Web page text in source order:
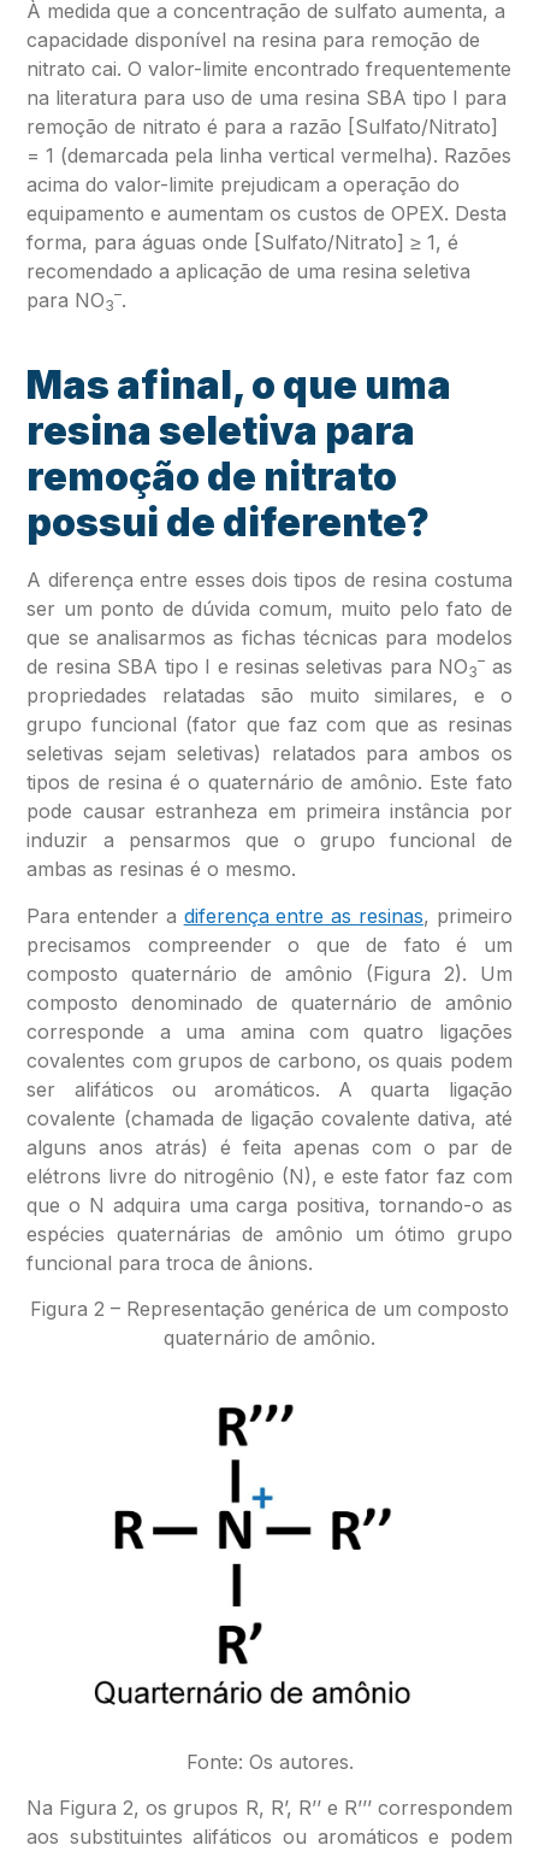
À medida que a concentração de sulfato aumenta, a
capacidade disponível na resina para remoção de
nitrato cai. O valor-limite encontrado frequentemente
na literatura para uso de uma resina SBA tipo I para
remoção de nitrato é para a razão [Sulfato/Nitrato]
= 1 (demarcada pela linha vertical vermelha). Razões
acima do valor-limite prejudicam a operação do
equipamento e aumentam os custos de OPEX. Desta
forma, para águas onde [Sulfato/Nitrato] ≥ 1, é
recomendado a aplicação de uma resina seletiva
para NO3
–.
Mas afinal, o que uma
resina seletiva para
remoção de nitrato
possui de diferente?
A diferença entre esses dois tipos de resina costuma
ser um ponto de dúvida comum, muito pelo fato de
que se analisarmos as fichas técnicas para modelos
de resina SBA tipo I e resinas seletivas para NO3
– as
propriedades relatadas são muito similares, e o
grupo funcional (fator que faz com que as resinas
seletivas sejam seletivas) relatados para ambos os
tipos de resina é o quaternário de amônio. Este fato
pode causar estranheza em primeira instância por
induzir a pensarmos que o grupo funcional de
ambas as resinas é o mesmo.
Para entender a diferença entre as resinas, primeiro
precisamos compreender o que de fato é um
composto quaternário de amônio (Figura 2). Um
composto denominado de quaternário de amônio
corresponde a uma amina com quatro ligações
covalentes com grupos de carbono, os quais podem
ser alifáticos ou aromáticos. A quarta ligação
covalente (chamada de ligação covalente dativa, até
alguns anos atrás) é feita apenas com o par de
elétrons livre do nitrogênio (N), e este fator faz com
que o N adquira uma carga positiva, tornando-o as
espécies quaternárias de amônio um ótimo grupo
funcional para troca de ânions.
Figura 2 – Representação genérica de um composto
quaternário de amônio.
Fonte: Os autores.
Na Figura 2, os grupos R, R’, R’’ e R’’’ correspondem
aos substituintes alifáticos ou aromáticos e podem